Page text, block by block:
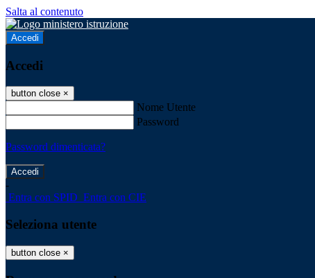
Salta al contenuto
Accedi
Accedi
button close ×
Nome Utente
Password
Password dimenticata?
-
Entra con SPID Entra con CIE
Seleziona utente
button close ×